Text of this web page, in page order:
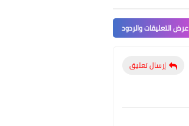
عرض التعليقات والردود
إرسال تعليق